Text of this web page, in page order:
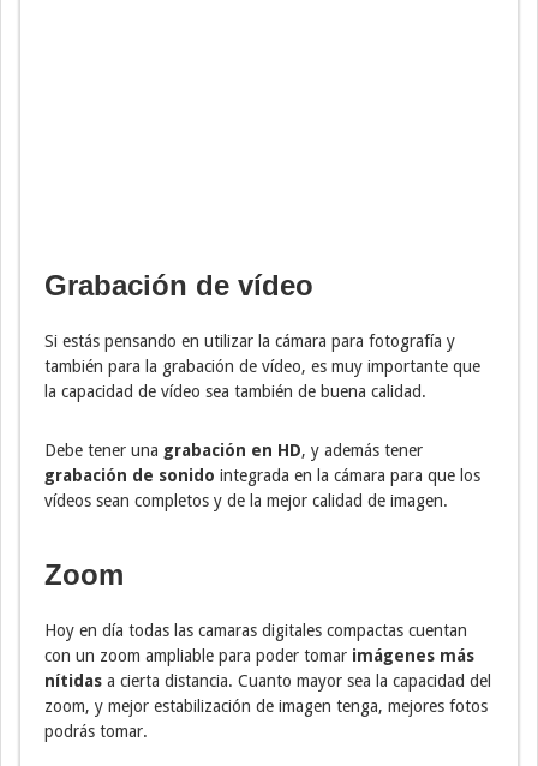
Grabación de vídeo
Si estás pensando en utilizar la cámara para fotografía y
también para la grabación de vídeo, es muy importante que
la capacidad de vídeo sea también de buena calidad.
Debe tener una grabación en HD, y además tener
grabación de sonido integrada en la cámara para que los
vídeos sean completos y de la mejor calidad de imagen.
Zoom
Hoy en día todas las camaras digitales compactas cuentan
con un zoom ampliable para poder tomar imágenes más
nítidas a cierta distancia. Cuanto mayor sea la capacidad del
zoom, y mejor estabilización de imagen tenga, mejores fotos
podrás tomar.